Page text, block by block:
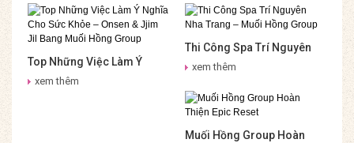
Top Những Việc Làm Ý
Nghĩa Cho Sức Khỏe –
xem thêm
Thi Công Spa Trí Nguyên
Nha Trang – Muối Hồng
xem thêm
Muối Hồng Group Hoàn